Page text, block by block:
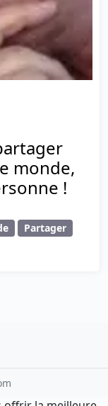
monde,
!
Partager